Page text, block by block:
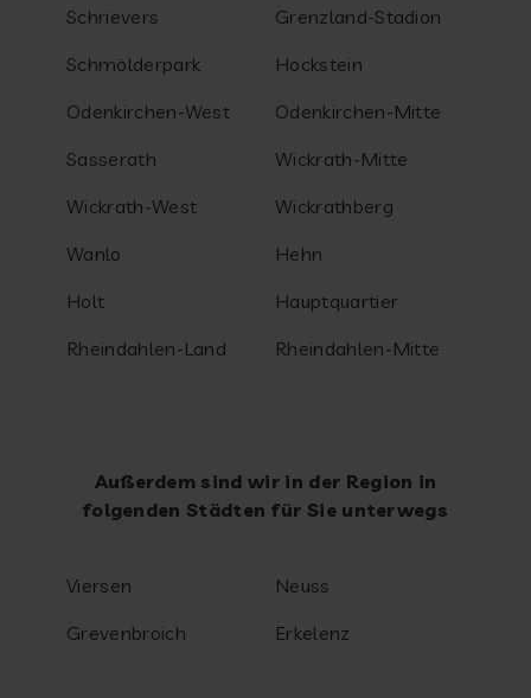
Schrievers
Grenzland-Stadion
Schmölderpark
Hockstein
Odenkirchen-West
Odenkirchen-Mitte
Sasserath
Wickrath-Mitte
Wickrath-West
Wickrathberg
Wanlo
Hehn
Holt
Hauptquartier
Rheindahlen-Land
Rheindahlen-Mitte
Außerdem sind wir in der Region in
folgenden Städten für Sie unterwegs
Viersen
Neuss
Grevenbroich
Erkelenz